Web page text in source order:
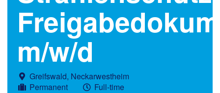
m/w/d
Greifswald, Neckarwestheim
Permanent
Full-time